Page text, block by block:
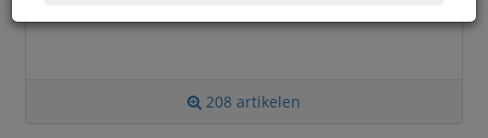
208 artikelen